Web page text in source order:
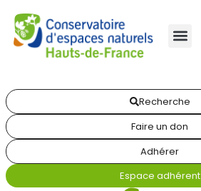
Recherche
Faire un don
Adhérer
Espace adhérent